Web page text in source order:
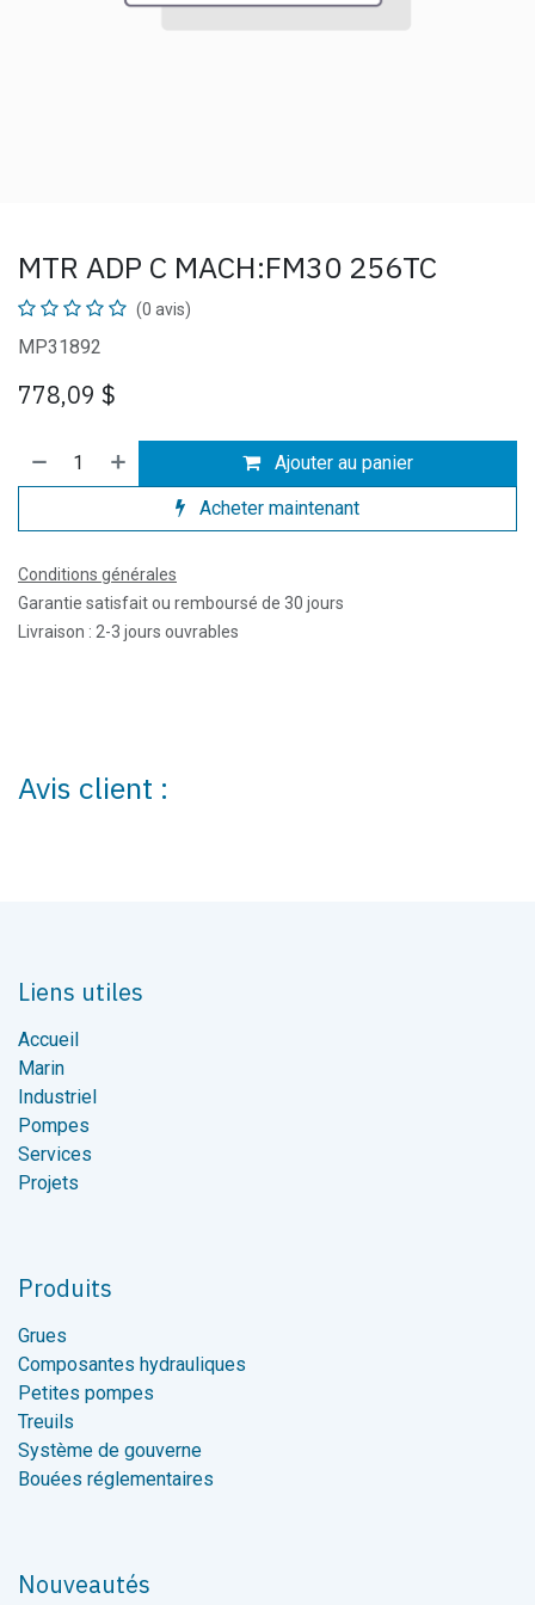
MTR ADP C MACH:FM30 256TC
(0 avis)
MP31892
778,09 $
Ajouter au panier
Acheter maintenant
Conditions générales
Garantie satisfait ou remboursé de 30 jours
Livraison : 2-3 jours ouvrables
Avis client :
Liens utiles
Accueil
Marin
Industriel
Pompes
Services
Projets
Produits
Grues
Composantes hydrauliques
Petites pompes
Treuils
Système de gouverne
Bouées réglementaires
Nouveautés